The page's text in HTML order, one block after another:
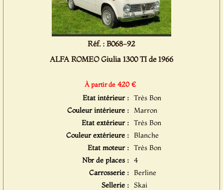
Réf. : B068-92
ALFA ROMEO Giulia 1300 TI de 1966
À partir de 420 €
Etat intérieur : Très Bon
Couleur intérieure : Marron
Etat extérieur : Très Bon
Couleur extérieure : Blanche
Etat moteur : Très Bon
Nbr de places : 4
Carrosserie : Berline
Sellerie : Skai